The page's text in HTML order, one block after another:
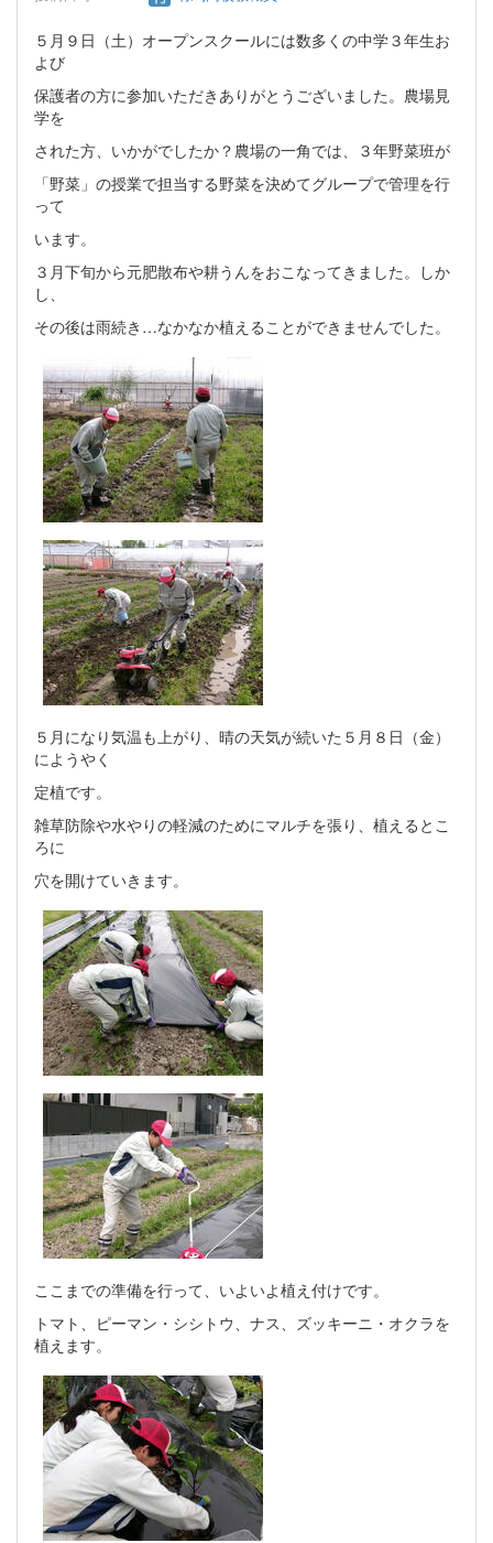
５月９日（土）オープンスクールには数多くの中学３年生お
よび
保護者の方に参加いただきありがとうございました。農場見
学を
された方、いかがでしたか？農場の一角では、３年野菜班が
「野菜」の授業で担当する野菜を決めてグループで管理を行
って
います。
３月下旬から元肥散布や耕うんをおこなってきました。しか
し、
その後は雨続き…なかなか植えることができませんでした。
５月になり気温も上がり、晴の天気が続いた５月８日（金）
にようやく
定植です。
雑草防除や水やりの軽減のためにマルチを張り、植えるとこ
ろに
穴を開けていきます。
ここまでの準備を行って、いよいよ植え付けです。
トマト、ピーマン・シシトウ、ナス、ズッキーニ・オクラを
植えます。